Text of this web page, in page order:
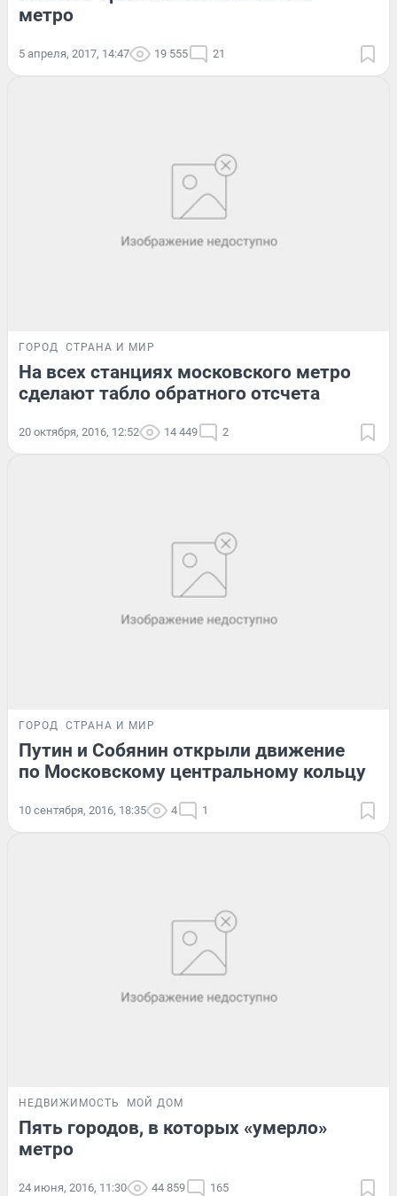
метро
5 апреля, 2017, 14:47 19 555 21
ГОРОД СТРАНА И МИР
На всех станциях московского метро
сделают табло обратного отсчета
20 октября, 2016, 12:52 14 449 2
ГОРОД СТРАНА И МИР
Путин и Собянин открыли движение
по Московскому центральному кольцу
10 сентября, 2016, 18:35 4 1
НЕДВИЖИМОСТЬ МОЙ ДОМ
Пять городов, в которых «умерло»
метро
24 июня, 2016, 11:30 44 859 165